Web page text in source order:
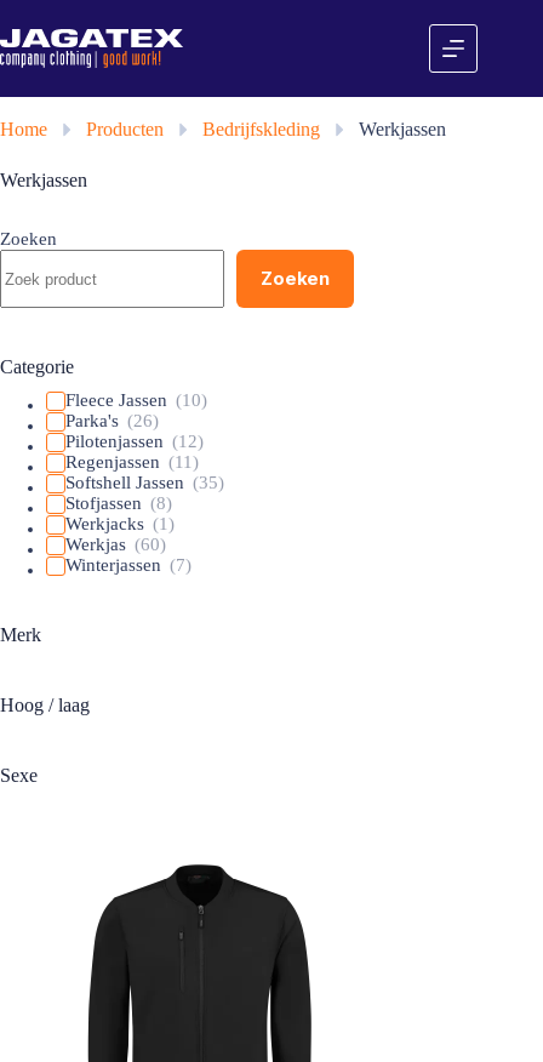
naar
de
inhoud
Home » Producten » Bedrijfskleding » Werkjassen
Werkjassen
Zoeken
Zoeken
Categorie
Fleece Jassen (10)
Parka's (26)
Pilotenjassen (12)
Regenjassen (11)
Softshell Jassen (35)
Stofjassen (8)
Werkjacks (1)
Werkjas (60)
Winterjassen (7)
Merk
Hoog / laag
Sexe